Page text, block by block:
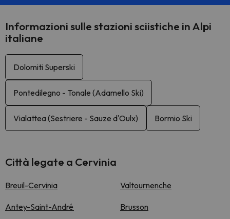
Informazioni sulle stazioni sciistiche in Alpi
italiane
Dolomiti Superski
Pontedilegno - Tonale (Adamello Ski)
Vialattea (Sestriere - Sauze d'Oulx) Bormio Ski
Città legate a Cervinia
Breuil-Cervinia Valtournenche
Antey-Saint-André Brusson